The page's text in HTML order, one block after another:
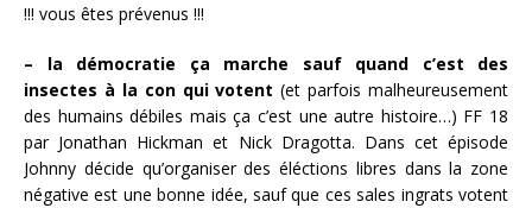
!!! vous êtes prévenus !!!
– la démocratie ça marche sauf quand c’est des
insectes à la con qui votent (et parfois malheureusement
des humains débiles mais ça c’est une autre histoire…) FF 18
par Jonathan Hickman et Nick Dragotta. Dans cet épisode
Johnny décide qu’organiser des éléctions libres dans la zone
négative est une bonne idée, sauf que ces sales ingrats votent